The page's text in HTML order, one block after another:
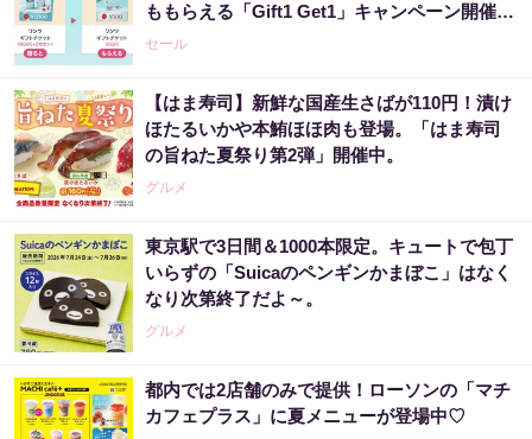
ももらえる「Gift1 Get1」キャンペーン開催
中。
セール
【はま寿司】新鮮な国産生さばが110円！漬け
ほたるいかや本鮪ほほ肉も登場。「はま寿司
の旨ねた夏祭り第2弾」開催中。
グルメ
東京駅で3日間＆1000本限定。キュートで包丁
いらずの「Suicaのペンギンかまぼこ」はなく
なり次第終了だよ～。
グルメ
都内では2店舗のみで提供！ローソンの「マチ
カフェプラス」に夏メニューが登場中♡